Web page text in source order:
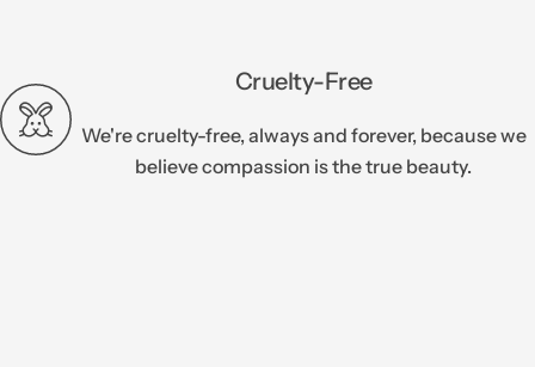
Cruelty-Free
We're cruelty-free, always and forever, because we
believe compassion is the true beauty.